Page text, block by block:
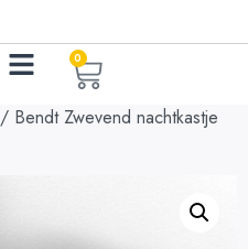
0
/ Bendt Zwevend nachtkastje